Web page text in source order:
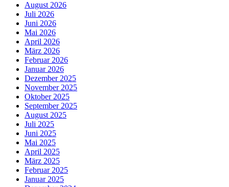
August 2026
Juli 2026
Juni 2026
Mai 2026
April 2026
März 2026
Februar 2026
Januar 2026
Dezember 2025
November 2025
Oktober 2025
September 2025
August 2025
Juli 2025
Juni 2025
Mai 2025
April 2025
März 2025
Februar 2025
Januar 2025